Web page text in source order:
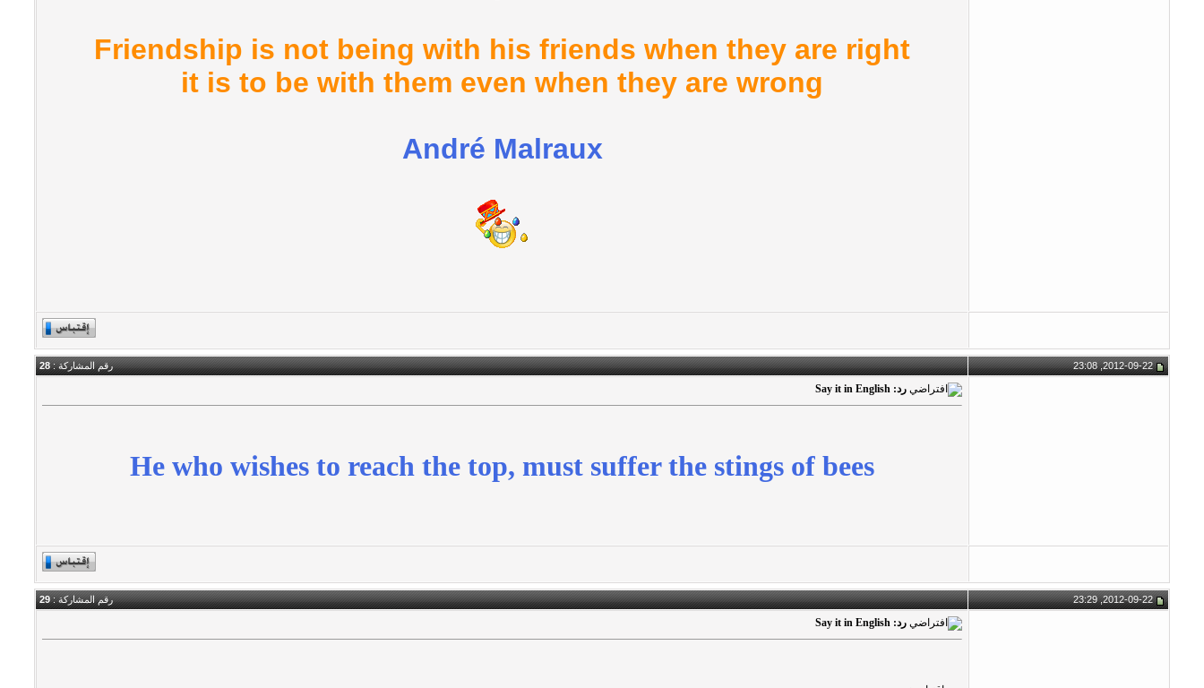
Friendship is not being with his friends when they are right
it is to be with them even when they are wrong
André Malraux
2012-09-22, 23:08 رقم المشاركة :28
رد: Say it in English
He who wishes to reach the top, must suffer the stings of bees
2012-09-22, 23:29 رقم المشاركة :29
رد: Say it in English